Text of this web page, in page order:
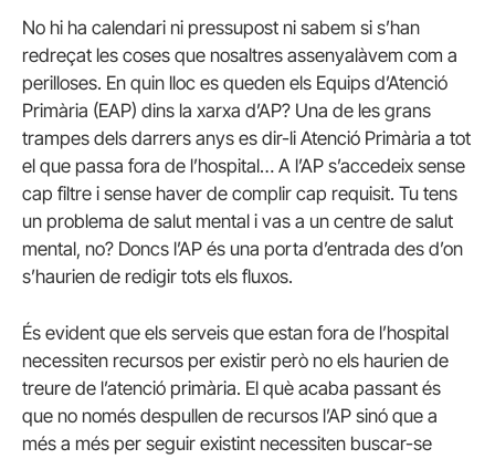
No hi ha calendari ni pressupost ni sabem si s’han
redreçat les coses que nosaltres assenyalàvem com a
perilloses. En quin lloc es queden els Equips d’Atenció
Primària (EAP) dins la xarxa d’AP? Una de les grans
trampes dels darrers anys es dir-li Atenció Primària a tot
el que passa fora de l’hospital… A l’AP s’accedeix sense
cap filtre i sense haver de complir cap requisit. Tu tens
un problema de salut mental i vas a un centre de salut
mental, no? Doncs l’AP és una porta d’entrada des d’on
s’haurien de redigir tots els fluxos.
És evident que els serveis que estan fora de l’hospital
necessiten recursos per existir però no els haurien de
treure de l’atenció primària. El què acaba passant és
que no només despullen de recursos l’AP sinó que a
més a més per seguir existint necessiten buscar-se